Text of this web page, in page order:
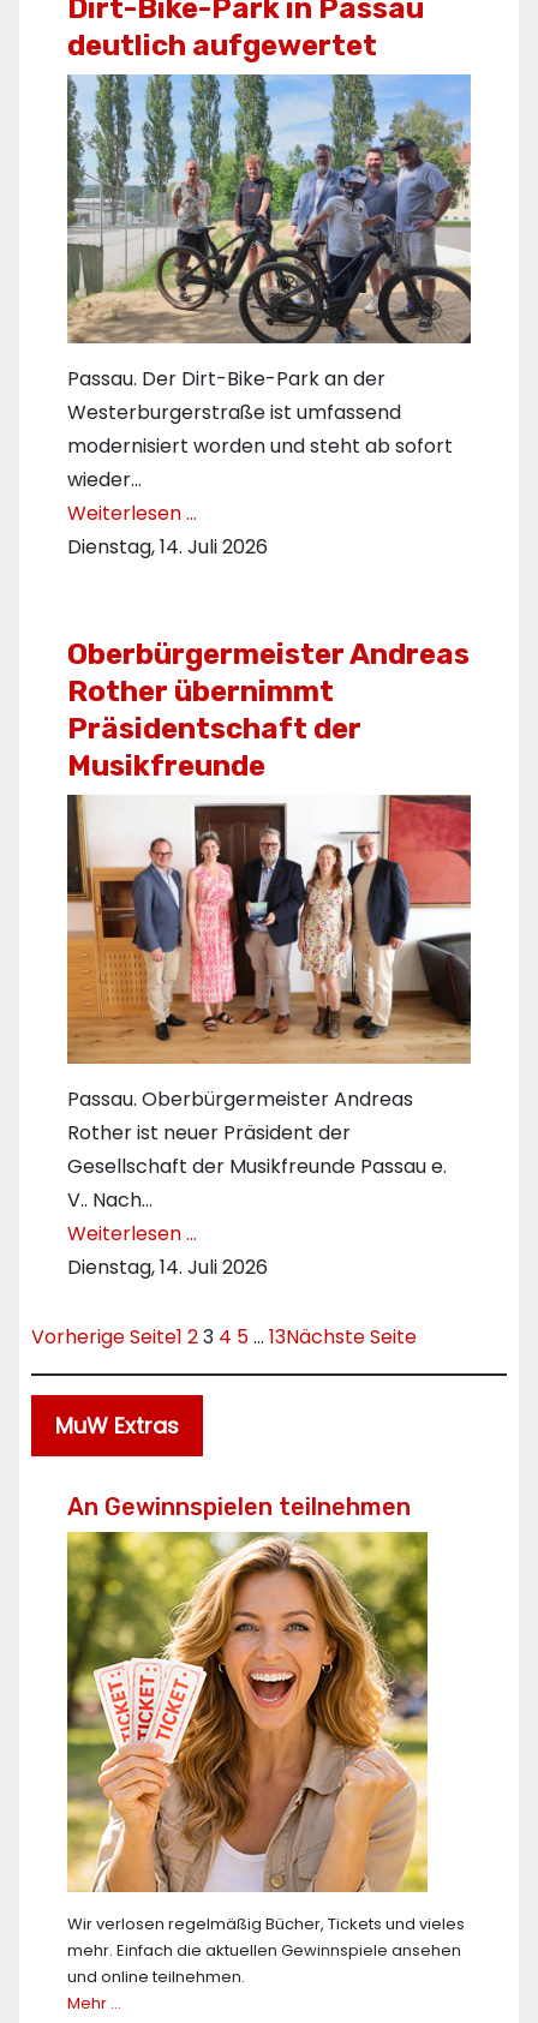
Dirt-Bike-Park in Passau
deutlich aufgewertet
Passau. Der Dirt-Bike-Park an der
Westerburgerstraße ist umfassend
modernisiert worden und steht ab sofort
wieder…
Weiterlesen …
Dienstag, 14. Juli 2026
Oberbürgermeister Andreas
Rother übernimmt
Präsidentschaft der
Musikfreunde
Passau. Oberbürgermeister Andreas
Rother ist neuer Präsident der
Gesellschaft der Musikfreunde Passau e.
V.. Nach…
Weiterlesen …
Dienstag, 14. Juli 2026
Vorherige Seite1 23 4 5… 13Nächste Seite
MuW Extras
An Gewinnspielen teilnehmen
Wir verlosen regelmäßig Bücher, Tickets und vieles
mehr. Einfach die aktuellen Gewinnspiele ansehen
und online teilnehmen.
Mehr …